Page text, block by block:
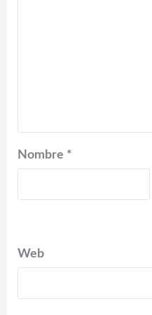
Nombre *
Web